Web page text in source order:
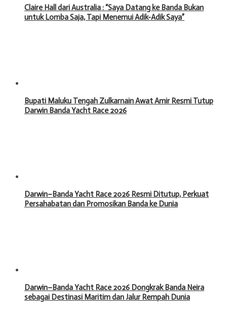
Claire Hall dari Australia : “Saya Datang ke Banda Bukan
untuk Lomba Saja, Tapi Menemui Adik-Adik Saya”
Bupati Maluku Tengah Zulkarnain Awat Amir Resmi Tutup
Darwin Banda Yacht Race 2026
Darwin–Banda Yacht Race 2026 Resmi Ditutup, Perkuat
Persahabatan dan Promosikan Banda ke Dunia
Darwin–Banda Yacht Race 2026 Dongkrak Banda Neira
sebagai Destinasi Maritim dan Jalur Rempah Dunia